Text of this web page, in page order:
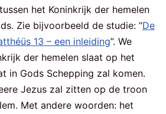
het Koninkrijk der hemelen
Zie bijvoorbeeld de studie: “De
13 – een inleiding”. We
der hemelen slaat op het
in Gods Schepping zal komen.
Jezus zal zitten op de troon
Met andere woorden: het